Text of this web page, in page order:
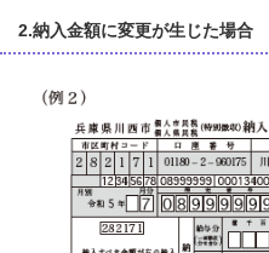
2.納入金額に変更が生じた場合